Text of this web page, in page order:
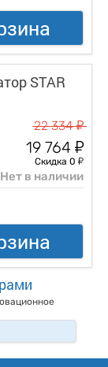
STAR
22 334у
19 764 у
Скидка 0 у
Нет в наличии